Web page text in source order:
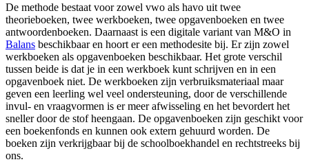
De methode bestaat voor zowel vwo als havo uit twee
theorieboeken, twee werkboeken, twee opgavenboeken en twee
antwoordenboeken. Daarnaast is een digitale variant van M&O in
Balans beschikbaar en hoort er een methodesite bij. Er zijn zowel
werkboeken als opgavenboeken beschikbaar. Het grote verschil
tussen beide is dat je in een werkboek kunt schrijven en in een
opgavenboek niet. De werkboeken zijn verbruiksmateriaal maar
geven een leerling wel veel ondersteuning, door de verschillende
invul- en vraagvormen is er meer afwisseling en het bevordert het
sneller door de stof heengaan. De opgavenboeken zijn geschikt voor
een boekenfonds en kunnen ook extern gehuurd worden. De
boeken zijn verkrijgbaar bij de schoolboekhandel en rechtstreeks bij
ons.